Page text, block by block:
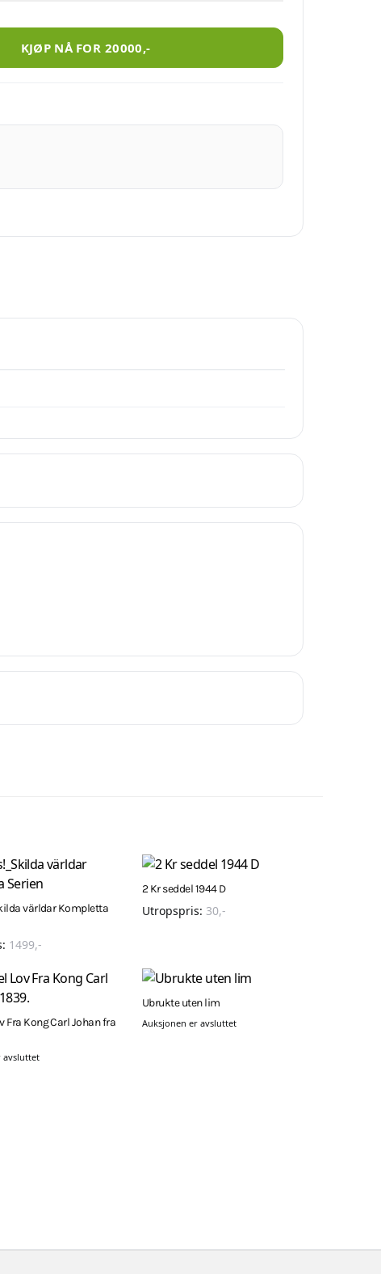
Then Die” (2025) antall
KJØP NÅ FOR 20000,-
världar Kompletta
1499,-
2 Kr seddel 1944 D
Utropspris: 30,-
Fra Kong Carl Johan fra
avsluttet
Ubrukte uten lim
Auksjonen er avsluttet